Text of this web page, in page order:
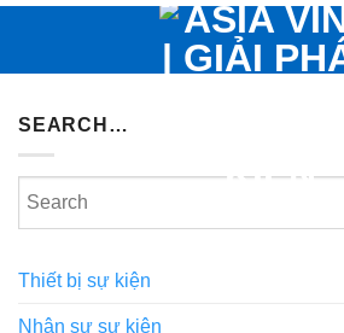
nội
SEARCH…
Thiết bị sự kiện
Nhân sự sự kiện